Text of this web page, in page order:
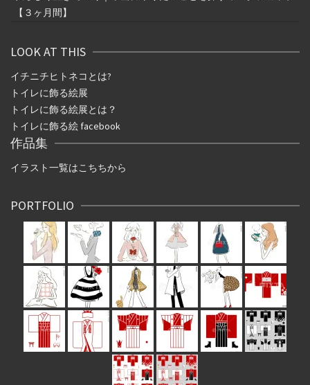
【３ヶ月間】
LOOK AT THIS
イチニチヒトネコとは?
トイレに飾る絵展
トイレに飾る絵展とは？
トイレに飾る絵 facebook
作品集
イラスト一覧はこちちから
PORTFOLIO